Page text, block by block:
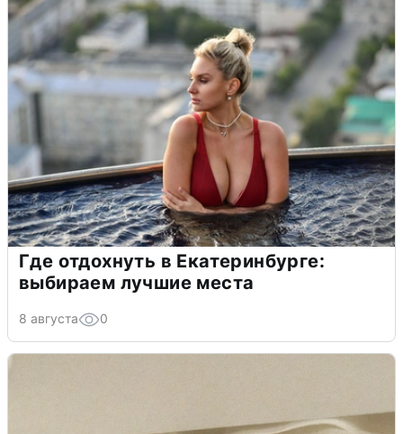
Где отдохнуть в Екатеринбурге:
выбираем лучшие места
8 августа 0